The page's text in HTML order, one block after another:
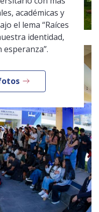
académicas y
el lema “Raíces
identidad,